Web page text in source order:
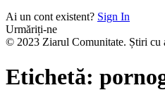
Ai un cont existent? Sign In
Urmăriți-ne
© 2023 Ziarul Comunitate. Știri cu
Etichetă: